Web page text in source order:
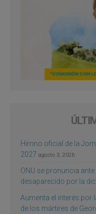
Himno oficial de la
2027 agosto 3, 2026
ONU se pronuncia
desaparecido por la
Aumenta el interés por
de los mártires de